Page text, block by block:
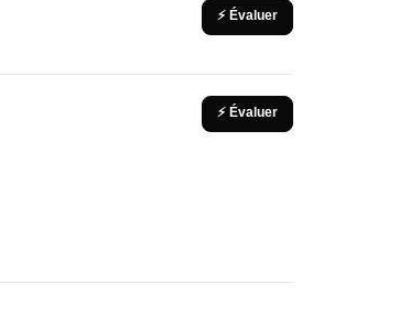
⚡ Évaluer
⚡ Évaluer